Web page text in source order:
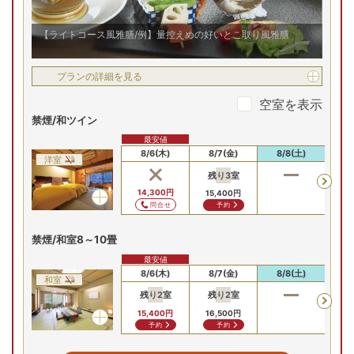
【ライトコース風雅膳/例】量控えめの好いとこ取り風雅膳
プランの詳細を見る
空室を表示
禁煙/和ツイン
洋室
8/6(木)
14,300円
問合せ
最安値
8/7(金)
残り3室
15,400円
予約
8/8(土)
禁煙/和室8～10畳
和室
8/6(木)
残り2室
15,400円
予約
最安値
8/7(金)
残り2室
16,500円
予約
8/8(土)